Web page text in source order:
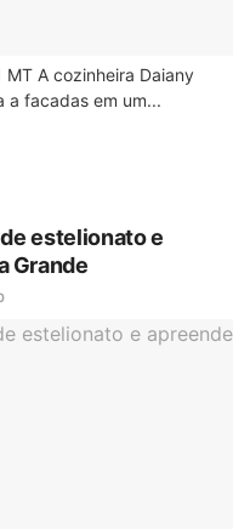
MT A cozinheira Daiany
a facadas em um...
estelionato e
Grande